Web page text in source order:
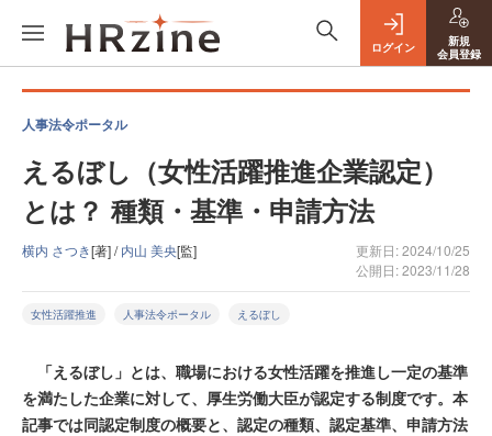
ログイン
新規
会員登録
人事法令ポータル
えるぼし（女性活躍推進企業認定）
とは？ 種類・基準・申請方法
横内 さつき[著] /内山 美央[監]
更新日: 2024/10/25
公開日: 2023/11/28
女性活躍推進 人事法令ポータル えるぼし
「えるぼし」とは、職場における女性活躍を推進し一定の基準
を満たした企業に対して、厚生労働大臣が認定する制度です。本
記事では同認定制度の概要と、認定の種類、認定基準、申請方法